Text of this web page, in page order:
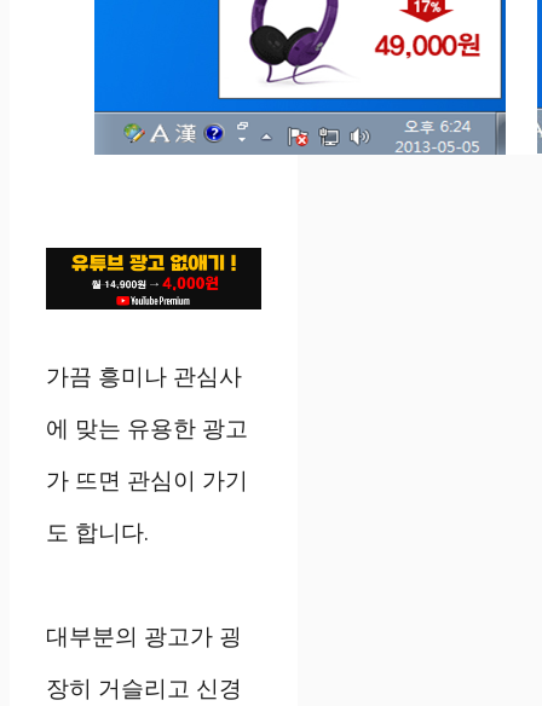
가끔 흥미나 관심사
에 맞는 유용한 광고
가 뜨면 관심이 가기
도 합니다.
대부분의 광고가 굉
장히 거슬리고 신경